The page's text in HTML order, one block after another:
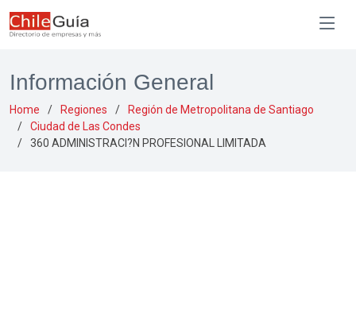
Información General
Home Regiones
Región de Metropolitana de Santiago
Ciudad de Las Condes
360 ADMINISTRACI?N PROFESIONAL LIMITADA